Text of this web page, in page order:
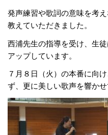
発声練習や歌詞の意味を考
教えていただきました。
西浦先生の指導を受け、生
アップしています。
７月８日（火）の本番に向
ず、更に美しい歌声を響かせ